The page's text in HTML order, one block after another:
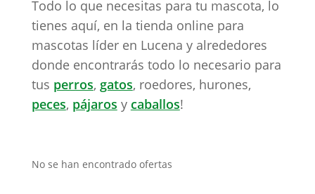
Todo lo que necesitas para tu mascota, lo
tienes aquí, en la tienda online para
mascotas líder en Lucena y alrededores
donde encontrarás todo lo necesario para
tus perros, gatos, roedores, hurones,
peces, pájaros y caballos!
No se han encontrado ofertas